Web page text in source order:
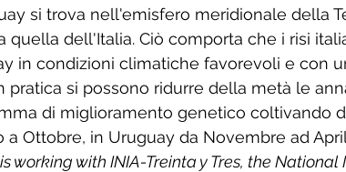
si trova nell'emisfero meridionale della
quella dell'Italia. Ciò comporta che i risi
in condizioni climatiche favorevoli e con
pratica si possono ridurre della metà le
di miglioramento genetico coltivando
a Ottobre, in Uruguay da Novembre ad
is working with INIA-Treinta y Tres, the